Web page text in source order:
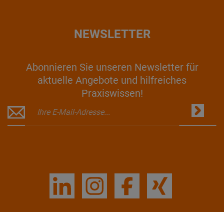
NEWSLETTER
Abonnieren Sie unseren Newsletter für
aktuelle Angebote und hilfreiches
Praxiswissen!